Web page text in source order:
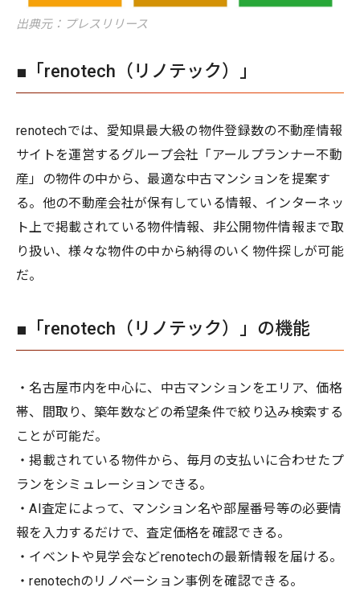
出典元：プレスリリース
■「renotech（リノテック）」
renotechでは、愛知県最大級の物件登録数の不動産情報
サイトを運営するグループ会社「アールプランナー不動
産」の物件の中から、最適な中古マンションを提案す
る。他の不動産会社が保有している情報、インターネッ
ト上で掲載されている物件情報、非公開物件情報まで取
り扱い、様々な物件の中から納得のいく物件探しが可能
だ。
■「renotech（リノテック）」の機能
・名古屋市内を中心に、中古マンションをエリア、価格
帯、間取り、築年数などの希望条件で絞り込み検索する
ことが可能だ。
・掲載されている物件から、毎月の支払いに合わせたプ
ランをシミュレーションできる。
・AI査定によって、マンション名や部屋番号等の必要情
報を入力するだけで、査定価格を確認できる。
・イベントや見学会などrenotechの最新情報を届ける。
・renotechのリノベーション事例を確認できる。